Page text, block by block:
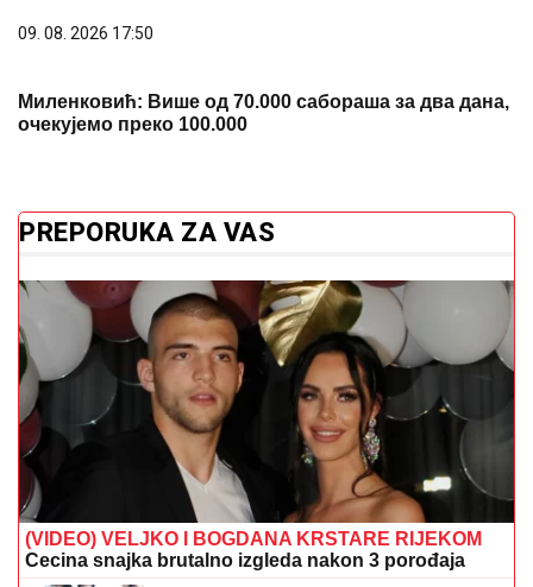
Миленковић: Више од 70.000 сабораша за два дана,
(VIDEO) VELJKO I BOGDANA KRSTARE RIJEKOM
Cecina snajka brutalno izgleda nakon 3 porođaja
(FOTO, VIDEO)Hajdi Klum (53) iz dana
u dan SKIDA SVE SA SEBE: Mlađi
muž uživa, a komentarima nema kraja